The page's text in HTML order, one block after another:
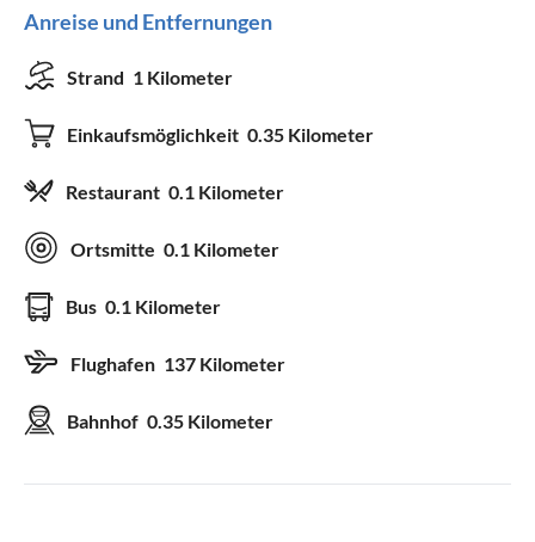
Anreise und Entfernungen
Strand 1 Kilometer
Einkaufsmöglichkeit 0.35 Kilometer
Restaurant 0.1 Kilometer
Ortsmitte 0.1 Kilometer
Bus 0.1 Kilometer
Flughafen 137 Kilometer
Bahnhof 0.35 Kilometer